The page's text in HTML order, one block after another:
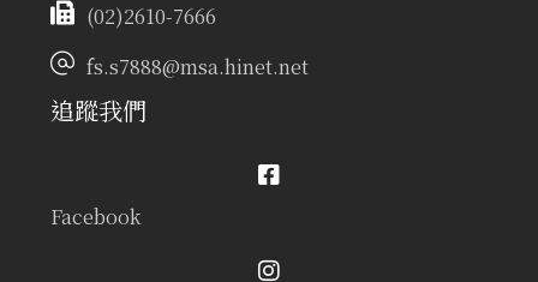
(02)2610-7666
fs.s7888@msa.hinet.net
追蹤我們
Facebook